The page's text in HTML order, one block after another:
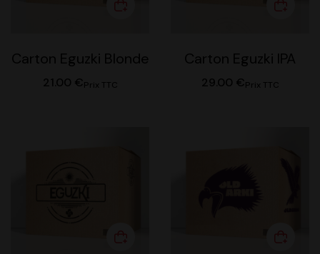
Carton Eguzki Blonde
21.00 €Prix TTC
Carton Eguzki IPA
29.00 €Prix TTC